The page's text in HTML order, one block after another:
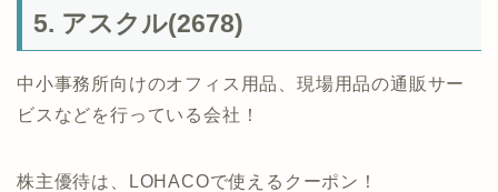
5. アスクル(2678)
中小事務所向けのオフィス用品、現場用品の通販サー
ビスなどを行っている会社！
株主優待は、LOHACOで使えるクーポン！